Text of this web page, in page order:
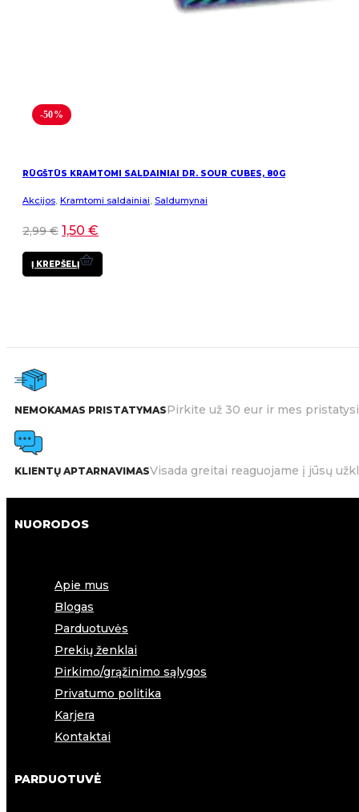
-50%
RŪGŠTŪS KRAMTOMI SALDAINIAI DR. SOUR CUBES, 80G
Akcijos, Kramtomi saldainiai, Saldumynai
2,99€ 1,50 €
Į KREPŠELĮ
NEMOKAMAS PRISTATYMASPirkite už 30 eur ir mes
KLIENTŲ APTARNAVIMASVisada greitai reaguojame į jūsų
NUORODOS
Apie mus
Blogas
Parduotuvės
Prekių ženklai
Pirkimo/grąžinimo sąlygos
Privatumo politika
Karjera
Kontaktai
PARDUOTUVĖ